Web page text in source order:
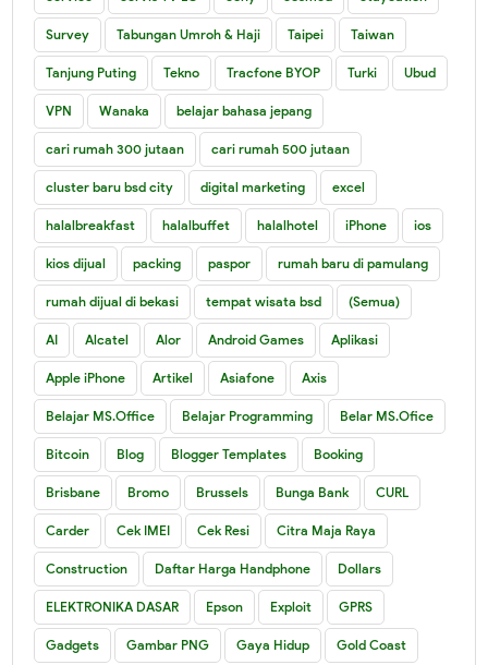
Survey Tabungan Umroh & Haji Taipei Taiwan
Tanjung Puting Tekno Tracfone BYOP Turki Ubud
VPN Wanaka belajar bahasa jepang
cari rumah 300 jutaan cari rumah 500 jutaan
cluster baru bsd city digital marketing excel
halalbreakfast halalbuffet halalhotel iPhone ios
kios dijual packing paspor rumah baru di pamulang
rumah dijual di bekasi tempat wisata bsd (Semua)
AI Alcatel Alor Android Games Aplikasi
Apple iPhone Artikel Asiafone Axis
Belajar MS.Office Belajar Programming Belar MS.Ofice
Bitcoin Blog Blogger Templates Booking
Brisbane Bromo Brussels Bunga Bank CURL
Carder Cek IMEI Cek Resi Citra Maja Raya
Construction Daftar Harga Handphone Dollars
ELEKTRONIKA DASAR Epson Exploit GPRS
Gadgets Gambar PNG Gaya Hidup Gold Coast